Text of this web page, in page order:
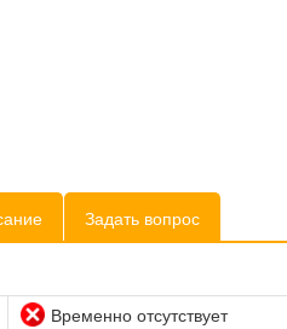
Задать вопрос
Временно отсутствует